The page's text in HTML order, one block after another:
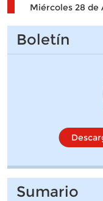
Miércoles 28 de
Boletín
Sumario